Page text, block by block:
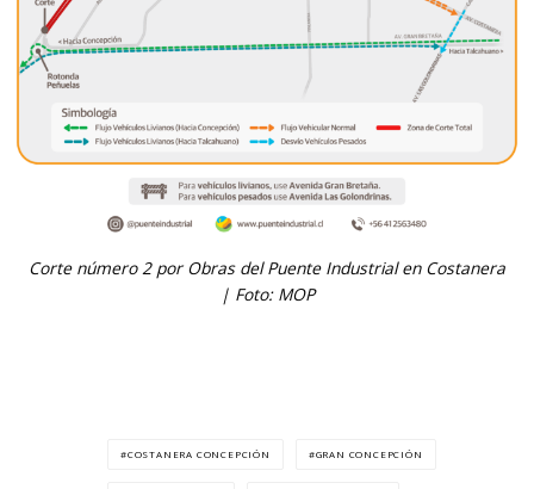
Corte número 2 por Obras del Puente Industrial en Costanera
| Foto: MOP
COSTANERA CONCEPCIÓN GRAN CONCEPCIÓN